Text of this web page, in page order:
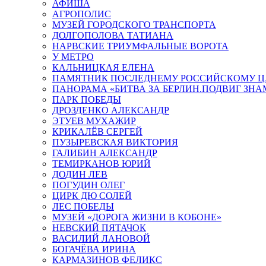
АФИША
АГРОПОЛИС
МУЗЕЙ ГОРОДСКОГО ТРАНСПОРТА
ДОЛГОПОЛОВА ТАТИАНА
НАРВСКИЕ ТРИУМФАЛЬНЫЕ ВОРОТА
У МЕТРО
КАЛЬНИЦКАЯ ЕЛЕНА
ПАМЯТНИК ПОСЛЕДНЕМУ РОССИЙСКОМУ
ПАНОРАМА «БИТВА ЗА БЕРЛИН.ПОДВИГ
ПАРК ПОБЕДЫ
ДРОЗДЕНКО АЛЕКСАНДР
ЭТУЕВ МУХАЖИР
КРИКАЛЁВ СЕРГЕЙ
ПУЗЫРЕВСКАЯ ВИКТОРИЯ
ГАЛИБИН АЛЕКСАНДР
ТЕМИРКАНОВ ЮРИЙ
ДОДИН ЛЕВ
ПОГУДИН ОЛЕГ
ЦИРК ДЮ СОЛЕЙ
ЛЕС ПОБЕДЫ
МУЗЕЙ «ДОРОГА ЖИЗНИ В КОБОНЕ»
НЕВСКИЙ ПЯТАЧОК
ВАСИЛИЙ ЛАНОВОЙ
БОГАЧЁВА ИРИНА
КАРМАЗИНОВ ФЕЛИКС